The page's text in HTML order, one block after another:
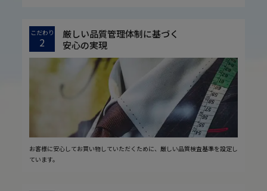
こだわり
2
厳しい品質管理体制に基づく
安心の実現
お客様に安心してお買い物していただくために、厳しい品質検査基準を設定し
ています。